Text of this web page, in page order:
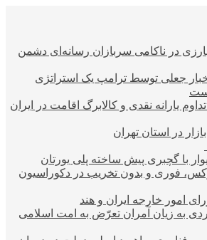
در ناکامی سربازان رسانه‌ای دشمن
جعلی توسط ترامپ یک استراتژی
یارانه نقدی و کالابرگ اقامت در ایران
در استان تهران
با گچبری پیش ساخته پلی یورتان
فوری و بدون تخریب در دکوراسیون
امور خارجه ایران و هند
به زیان آمران تعرّض به امت اسلامی